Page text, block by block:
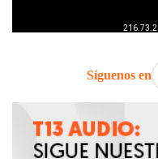
Síguenos en